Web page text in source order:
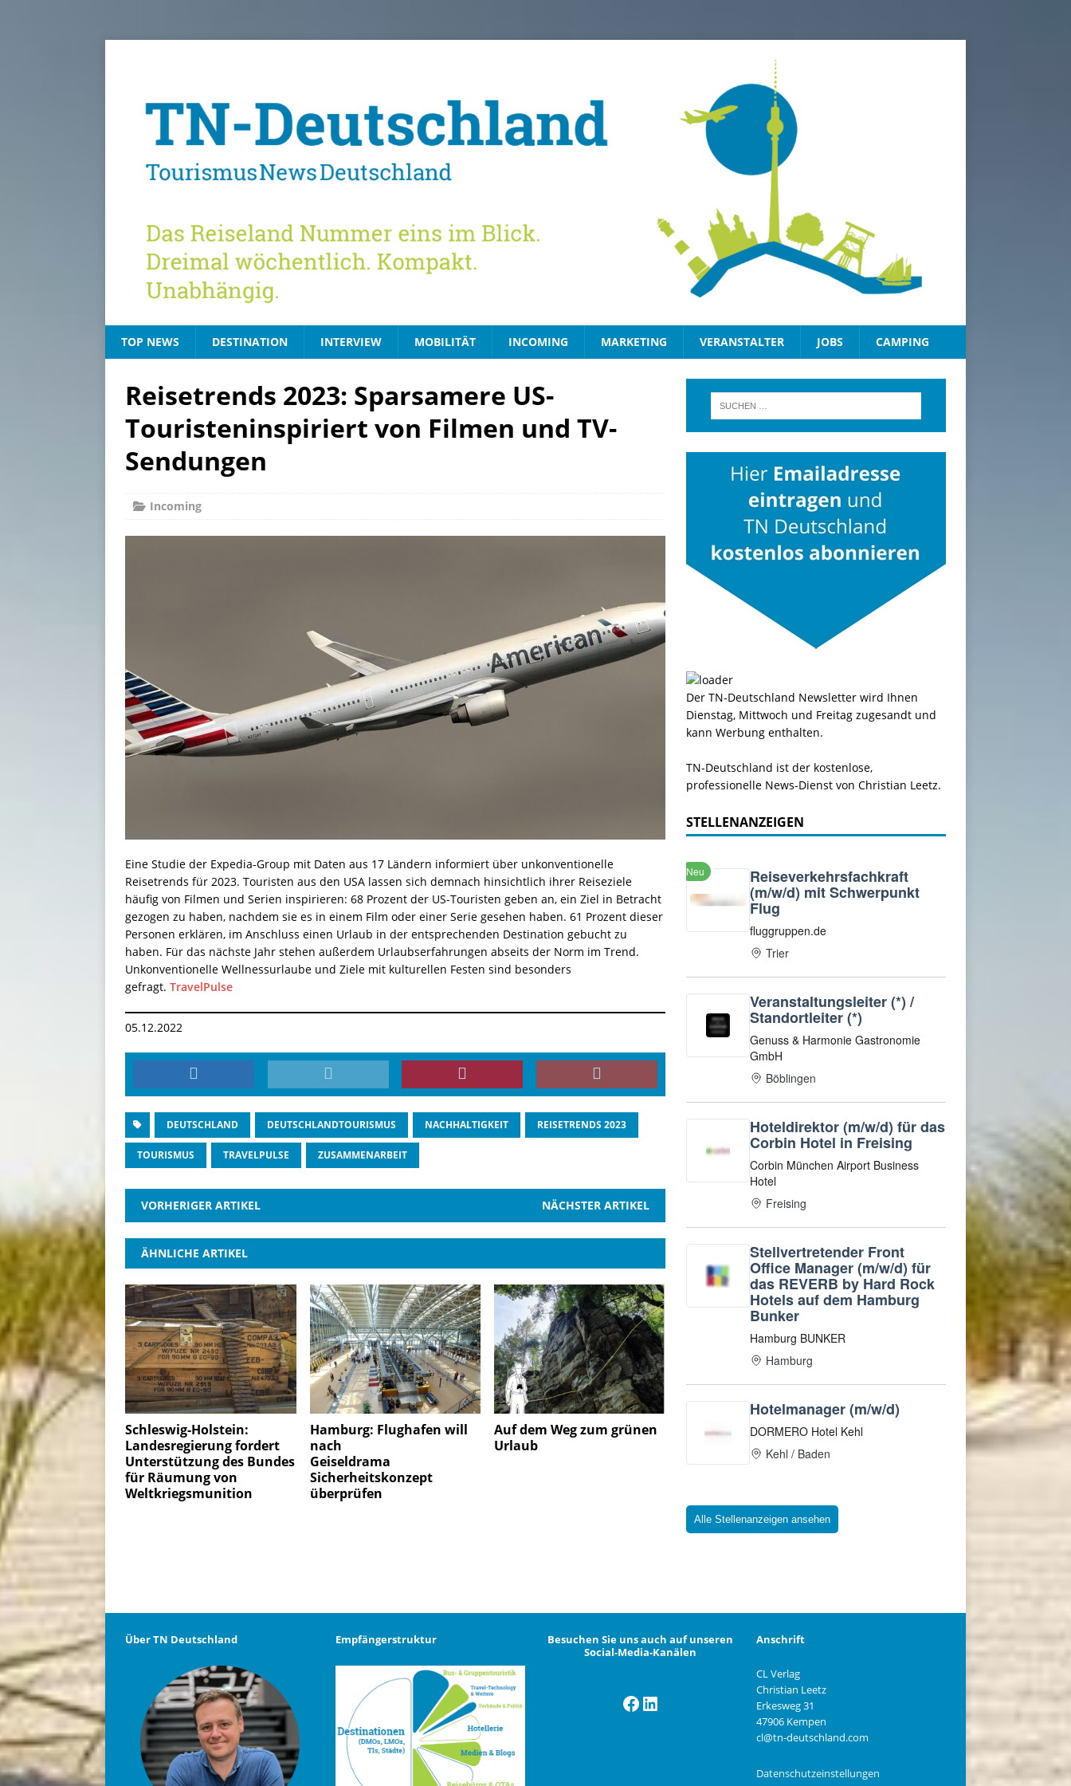
TOP NEWS DESTINATION INTERVIEW MOBILITÄT INCOMING MARKETING VERANSTALTER JOBS CAMPING
Reisetrends 2023: Sparsamere US-
Touristeninspiriert von Filmen und TV-
Sendungen
Incoming
Eine Studie der Expedia-Group mit Daten aus 17 Ländern informiert über unkonventionelle
Reisetrends für 2023. Touristen aus den USA lassen sich demnach hinsichtlich ihrer Reiseziele
häufig von Filmen und Serien inspirieren: 68 Prozent der US-Touristen geben an, ein Ziel in Betracht
gezogen zu haben, nachdem sie es in einem Film oder einer Serie gesehen haben. 61 Prozent dieser
Personen erklären, im Anschluss einen Urlaub in der entsprechenden Destination gebucht zu
haben. Für das nächste Jahr stehen außerdem Urlaubserfahrungen abseits der Norm im Trend.
Unkonventionelle Wellnessurlaube und Ziele mit kulturellen Festen sind besonders
gefragt. TravelPulse
05.12.2022
DEUTSCHLAND DEUTSCHLANDTOURISMUS NACHHALTIGKEIT REISETRENDS 2023
TOURISMUS TRAVELPULSE ZUSAMMENARBEIT
VORHERIGER ARTIKEL NÄCHSTER ARTIKEL
ÄHNLICHE ARTIKEL
Schleswig-Holstein:
Landesregierung fordert
Unterstützung des Bundes
für Räumung von
Weltkriegsmunition
Hamburg: Flughafen will
nach
Geiseldrama
Sicherheitskonzept
überprüfen
Auf dem Weg zum grünen
Urlaub
Der TN-Deutschland Newsletter wird Ihnen
Dienstag, Mittwoch und Freitag zugesandt und
kann Werbung enthalten.
TN-Deutschland ist der kostenlose,
professionelle News-Dienst von Christian Leetz.
STELLENANZEIGEN
Alle Stellenanzeigen ansehen
Über TN Deutschland Empfängerstruktur
Besuchen Sie uns auch auf unseren
Social-Media-Kanälen
Facebook
LinkedIn
Anschrift
CL Verlag
Christian Leetz
Erkesweg 31
47906 Kempen
cl@tn-deutschland.com
Datenschutzeinstellungen